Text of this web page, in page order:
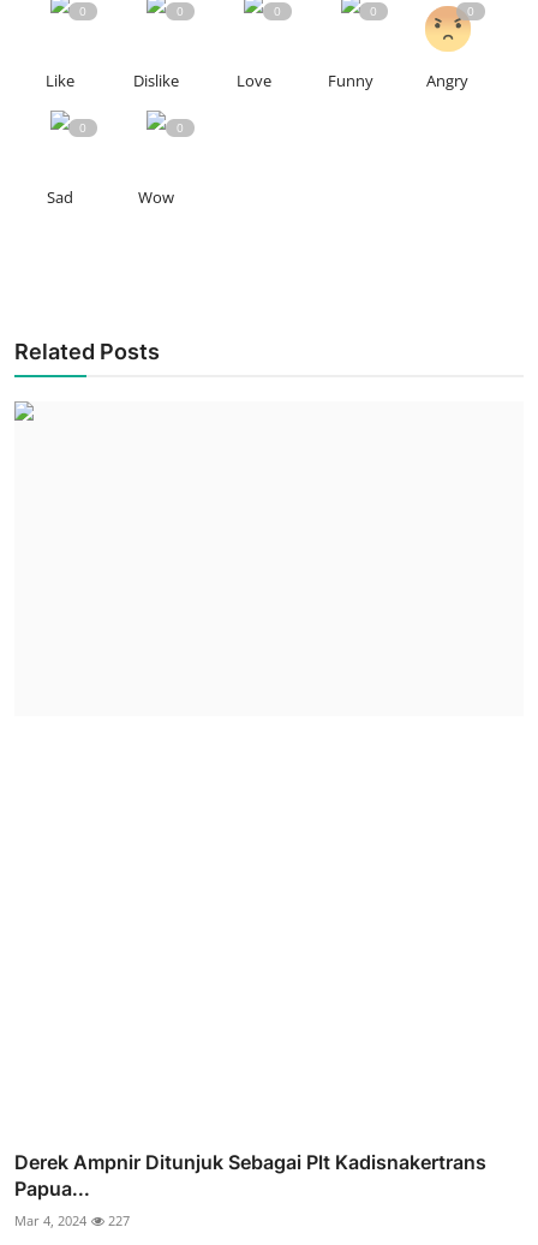
0
Like
0
Dislike
0
Love
0
Funny
0
Angry
0
Sad
0
Wow
Related Posts
Derek Ampnir Ditunjuk Sebagai Plt Kadisnakertrans
Papua...
Mar 4, 2024 227